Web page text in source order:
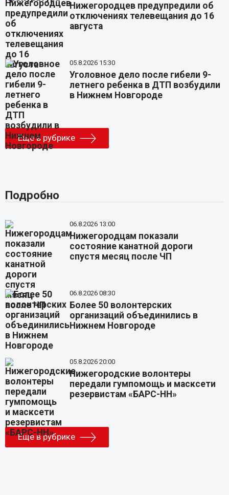
Нижегородцев предупредили об
отключениях телевещания до 16
августа
05.8.2026 15:30
Уголовное дело после гибели 9-
летнего ребенка в ДТП возбудили
в Нижнем Новгороде
Еще в рубрике
Подробно
06.8.2026 13:00
Нижегородцам показали
состояние канатной дороги
спустя месяц после ЧП
06.8.2026 08:30
Более 50 волонтерских
организаций объединились в
Нижнем Новгороде
05.8.2026 20:00
Нижегородские волонтеры
передали гумпомощь и масксети
резервистам «БАРС-НН»
Еще в рубрике